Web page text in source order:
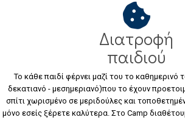
Διατροφή
παιδιού
Το κάθε παιδί φέρνει μαζί του το καθημερινό
δεκατιανό - μεσημεριανό)που το έχουν
σπίτι χωρισμένο σε μεριδούλες και
μόνο εσείς ξέρετε καλύτερα. Στο Camp